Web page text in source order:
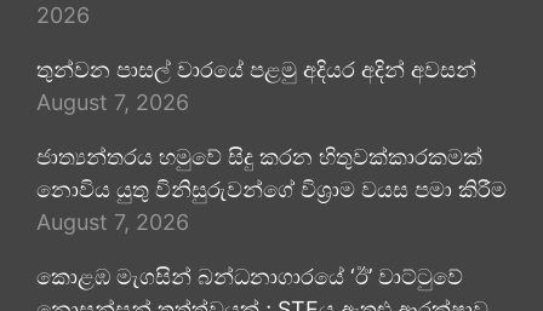
2026
තුන්වන පාසල් වාරයේ පළමු අදියර අදින් අවසන්
August 7, 2026
ජාත්‍යන්තරය හමුවේ සිදු කරන හිතුවක්කාරකමක්
නොවිය යුතු විනිසුරුවන්ගේ විශ්‍රාම වයස පමා කිරීම
August 7, 2026
කොළඹ මැගසින් බන්ධනාගාරයේ ‘ඊ’ වාට්ටුවේ